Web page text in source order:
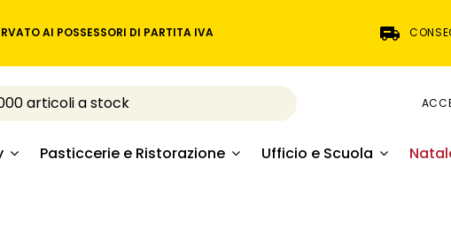
AI POSSESSORI DI PARTITA IVA
Pasticcerie e Ristorazione Ufficio e Scuola